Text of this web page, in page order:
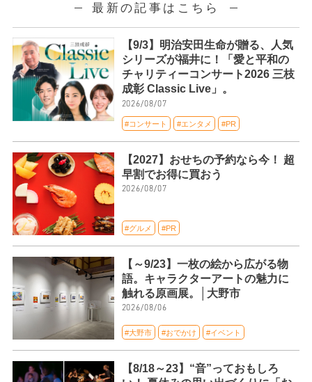
最新の記事はこちら
【9/3】明治安田生命が贈る、人気
シリーズが福井に！「愛と平和の
チャリティーコンサート2026 三枝
成彰 Classic Live」。
2026/08/07
#コンサート #エンタメ #PR
【2027】おせちの予約なら今！ 超
早割でお得に買おう
2026/08/07
#グルメ #PR
【～9/23】一枚の絵から広がる物
語。キャラクターアートの魅力に
触れる原画展。│大野市
2026/08/06
#大野市 #おでかけ #イベント
【8/18～23】“音”っておもしろ